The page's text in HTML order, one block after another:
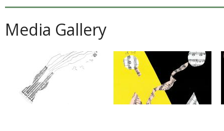
Media Gallery